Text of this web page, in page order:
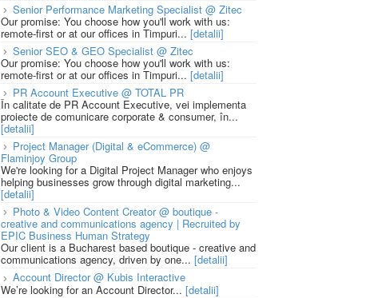
Senior Performance Marketing Specialist @ Zitec
Our promise: You choose how you'll work with us:
remote-first or at our offices in Timpuri... [detalii]
Senior SEO & GEO Specialist @ Zitec
Our promise: You choose how you'll work with us:
remote-first or at our offices in Timpuri... [detalii]
PR Account Executive @ TOTAL PR
În calitate de PR Account Executive, vei implementa
proiecte de comunicare corporate & consumer, în...
[detalii]
Project Manager (Digital & eCommerce) @
Flaminjoy Group
We're looking for a Digital Project Manager who enjoys
helping businesses grow through digital marketing...
[detalii]
Photo & Video Content Creator @ boutique -
creative and communications agency | Recruited by
EPIC Business Human Strategy
Our client is a Bucharest based boutique - creative and
communications agency, driven by one... [detalii]
Account Director @ Kubis Interactive
We’re looking for an Account Director... [detalii]